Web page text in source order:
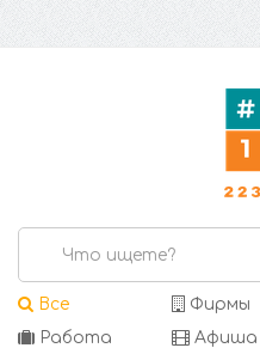
Все Фирмы
Работа
Афиша